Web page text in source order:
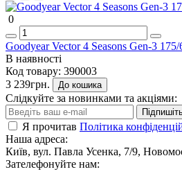
0
Goodyear Vector 4 Seasons Gen-3
В наявності
Код товару: 390003
3 239грн.
До кошика
Слідкуйте за новинками та акціями:
Я прочитав Політика
Наша адреса:
Київ, вул. Павла Усенка, 7/9,
Зателефонуйте нам: